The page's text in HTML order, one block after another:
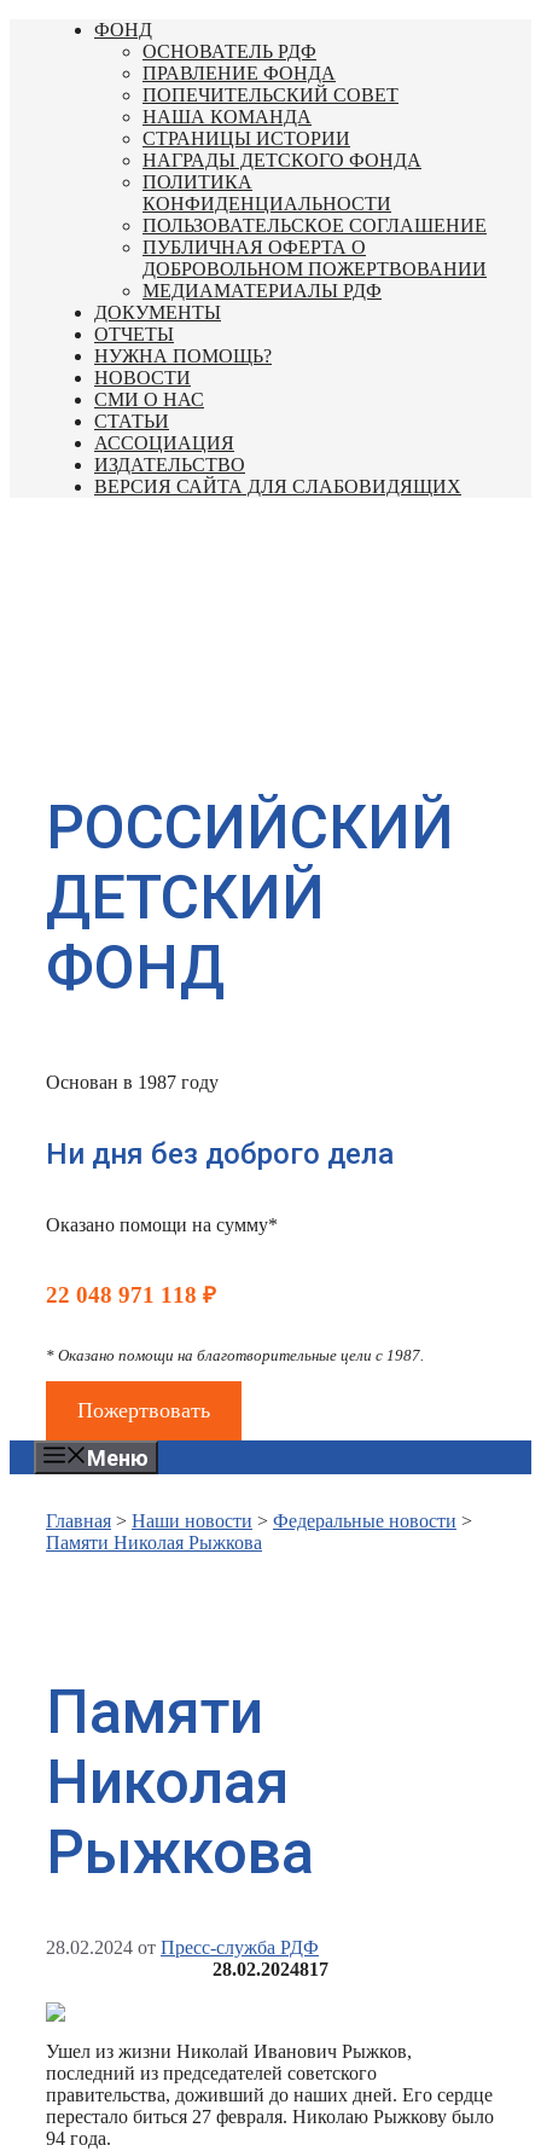
Перейти
ФОНД
ОСНОВАТЕЛЬ РДФ
ПРАВЛЕНИЕ ФОНДА
ПОПЕЧИТЕЛЬСКИЙ СОВЕТ
НАША КОМАНДА
СТРАНИЦЫ ИСТОРИИ
НАГРАДЫ ДЕТСКОГО ФОНДА
ПОЛИТИКА
КОНФИДЕНЦИАЛЬНОСТИ
ПОЛЬЗОВАТЕЛЬСКОЕ СОГЛАШЕНИЕ
ПУБЛИЧНАЯ ОФЕРТА О
ДОБРОВОЛЬНОМ ПОЖЕРТВОВАНИИ
МЕДИАМАТЕРИАЛЫ РДФ
ДОКУМЕНТЫ
ОТЧЕТЫ
НУЖНА ПОМОЩЬ?
НОВОСТИ
СМИ О НАС
СТАТЬИ
АССОЦИАЦИЯ
ИЗДАТЕЛЬСТВО
ВЕРСИЯ САЙТА ДЛЯ СЛАБОВИДЯЩИХ
РОССИЙСКИЙ
ДЕТСКИЙ
ФОНД
Основан в 1987 году
Ни дня без доброго дела
Оказано помощи на сумму*
22 048 971 118 ₽
* Оказано помощи на благотворительные цели с 1987.
Пожертвовать
Меню
Главная > Наши новости > Федеральные новости >
Памяти Николая Рыжкова
Памяти
Николая
Рыжкова
28.02.2024 от Пресс-служба РДФ
28.02.2024817
Ушел из жизни Николай Иванович Рыжков,
последний из председателей советского
правительства, доживший до наших дней. Его сердце
перестало биться 27 февраля. Николаю Рыжкову было
94 года.